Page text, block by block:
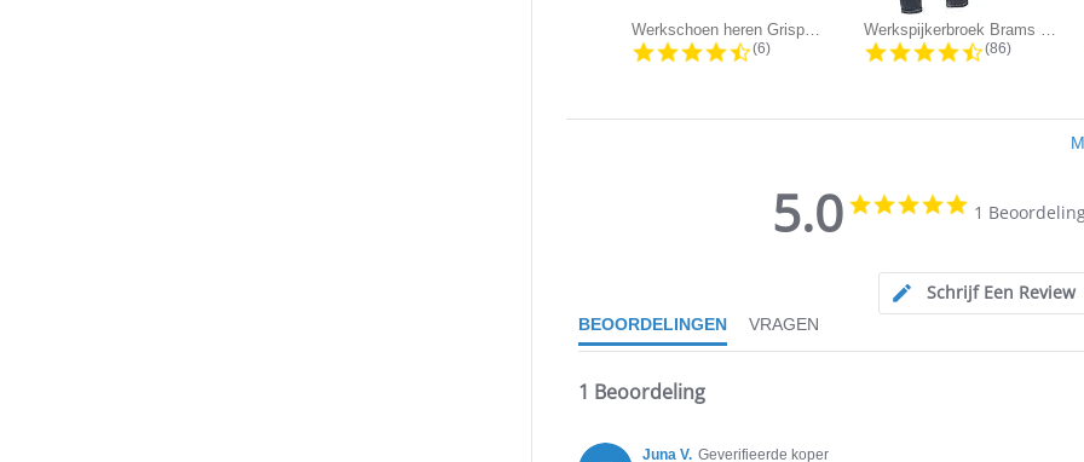
Werkschoen heren Grisport 803/703 |...
4.5 star rating
(6)
Werkspijkerbroek Brams Paris -...
4.3 star rating
(86)
5.0
star
1
Schrijf Een Review
BEOORDELINGEN VRAGEN
1 Beoordeling
Juna V. Geverifieerde koper